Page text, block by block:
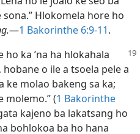
Hlokomela hore ho
—1 Bakorinthe 6:9-11.
ho ka ’na ha hlokahala
o ile a tsoela pele a
ke molao bakeng sa ka;
molemo.” (1 Bakorinthe
kajeno ba lakatsang ho
bohlokoa ba ho hana